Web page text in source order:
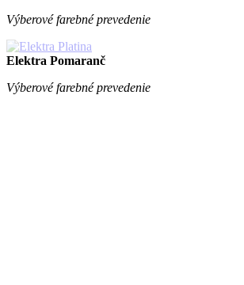
Výberové farebné prevedenie
Elektra Pomaranč
Výberové farebné prevedenie